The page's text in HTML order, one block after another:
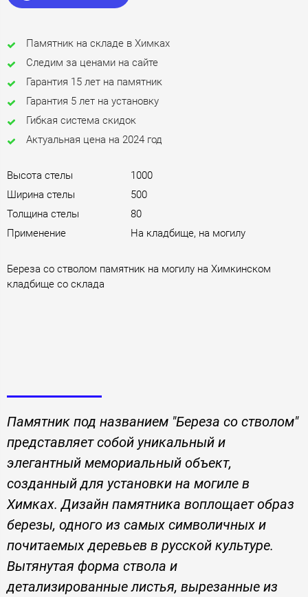
Памятник на складе в Химках
Следим за ценами на сайте
Гарантия 15 лет на памятник
Гарантия 5 лет на установку
Гибкая система скидок
Актуальная цена на 2024 год
Высота стелы
1000
Ширина стелы
500
Толщина стелы
80
Применение
На кладбище, на могилу
Береза со стволом памятник на могилу на Химкинском
кладбище со склада
Памятник под названием "Береза со стволом"
представляет собой уникальный и
элегантный мемориальный объект,
созданный для установки на могиле в
Химках. Дизайн памятника воплощает образ
березы, одного из самых символичных и
почитаемых деревьев в русской культуре.
Вытянутая форма ствола и
детализированные листья, вырезанные из